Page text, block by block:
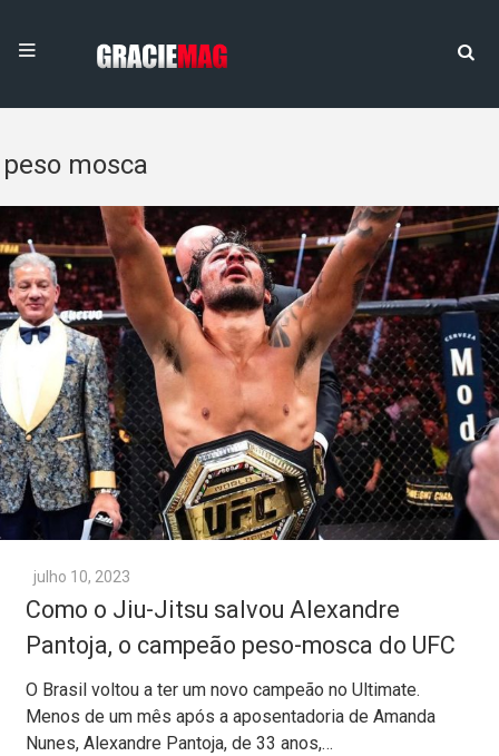
peso mosca
julho 10, 2023
Como o Jiu-Jitsu salvou Alexandre
Pantoja, o campeão peso-mosca do UFC
O Brasil voltou a ter um novo campeão no Ultimate.
Menos de um mês após a aposentadoria de Amanda
Nunes, Alexandre Pantoja, de 33 anos,…